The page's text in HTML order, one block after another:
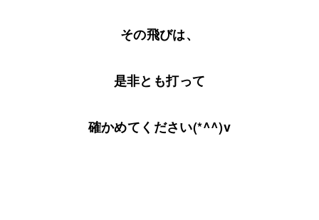
その飛びは、
是非とも打って
確かめてください(*^^)v